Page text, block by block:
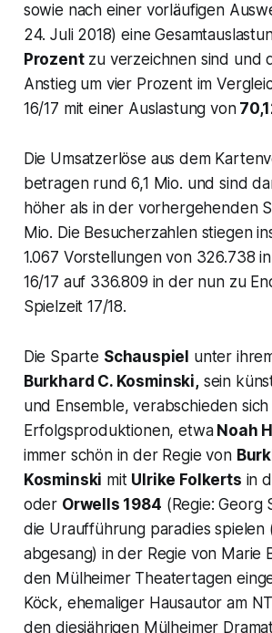
sowie nach einer vorläufigen
24. Juli 2018) eine
Prozentzu verzeichnen sind und
Anstieg um vier Prozent im
16/17 mit einer Auslastung von
Die Umsatzerlöse aus dem
betragen rund 6,1 Mio. und sind
höher als in der vorhergehenden
Mio. Die Besucherzahlen stiegen
1.067 Vorstellungen von 326.738
16/17 auf 336.809 in der nun zu
Spielzeit 17/18.
Die Sparte Schauspiel unter
Burkhard C. Kosminski,sein
und Ensemble, verabschieden
Erfolgsproduktionen, etwaNoah
immer schön in der Regie von
Kosminski mit Ulrike Folkerts in
oder Orwells 1984 (Regie: Georg
die Uraufführung paradies spielen
abgesang) in der Regie von Marie
den Mülheimer Theatertagen
Köck, ehemaliger Hausautor am
den diesjährigen Mülheimer